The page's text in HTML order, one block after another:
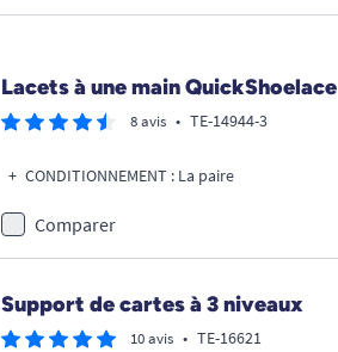
Lacets à une main QuickShoelace
8 avis • TE-14944-3
CONDITIONNEMENT : La paire
Comparer
Support de cartes à 3 niveaux
10 avis • TE-16621